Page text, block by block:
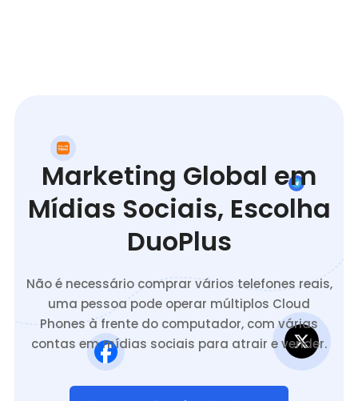
Marketing Global em
Mídias Sociais, Escolha
DuoPlus
Não é necessário comprar vários telefones reais,
uma pessoa pode operar múltiplos Cloud
Phones à frente do computador, com várias
contas em mídias sociais para atrair e vender.